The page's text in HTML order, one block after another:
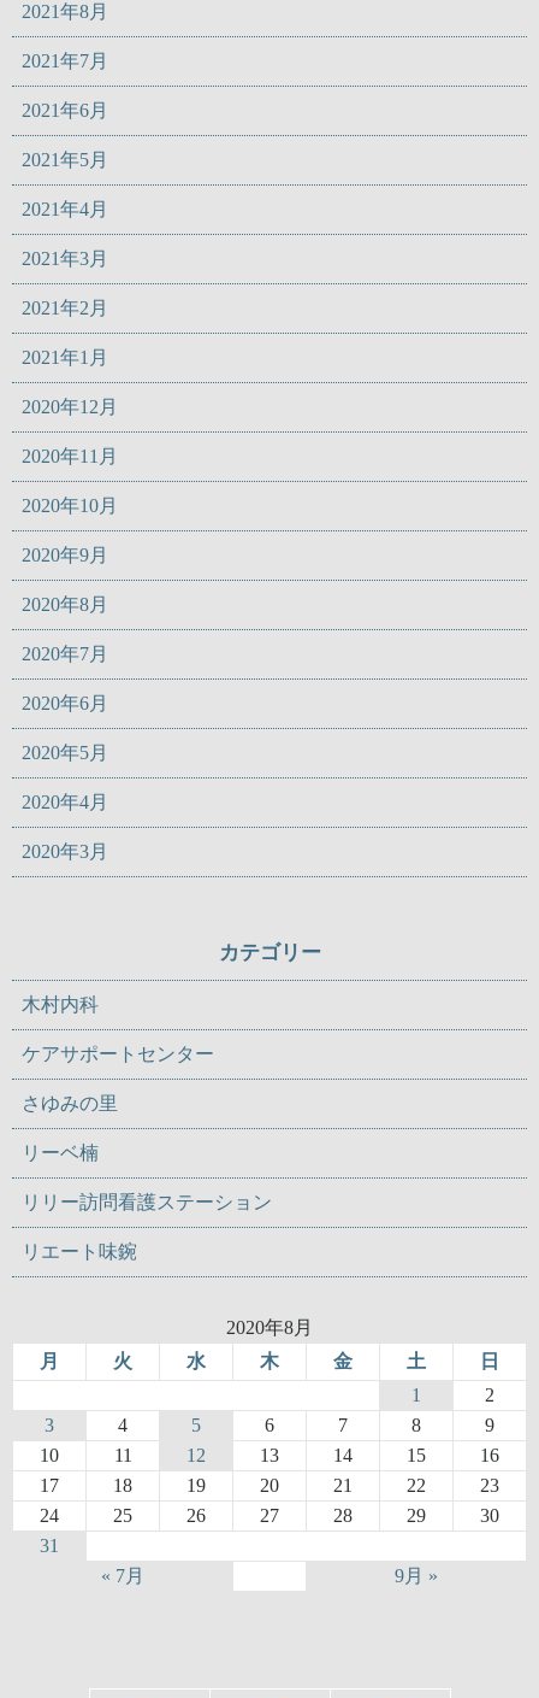
2021年8月
2021年7月
2021年6月
2021年5月
2021年4月
2021年3月
2021年2月
2021年1月
2020年12月
2020年11月
2020年10月
2020年9月
2020年8月
2020年7月
2020年6月
2020年5月
2020年4月
2020年3月
カテゴリー
木村内科
ケアサポートセンター
さゆみの里
リーベ楠
リリー訪問看護ステーション
リエート味鋺
2020年8月
月
火 水 木 金 土 日
« 7月 9月 »
1
2
3
4 5 6 7 8
9
10
11 12 13 14 15
16
17
18 19 20 21 22
23
24
25 26 27 28 29
30
31